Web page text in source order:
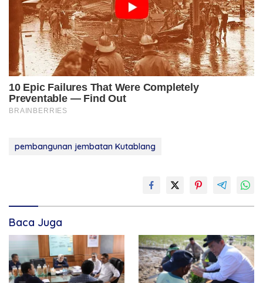
pembangunan jembatan Kutablang
Baca Juga